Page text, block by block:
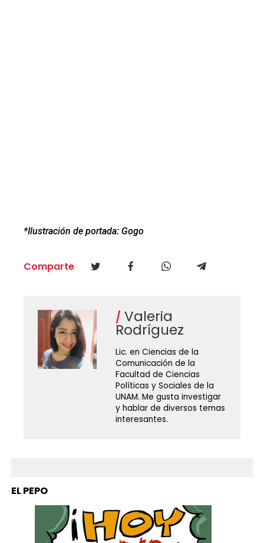
*Ilustración de portada: Gogo
Comparte
Valeria
Rodríguez
Lic. en Ciencias de la
Comunicación de la
Facultad de Ciencias
Políticas y Sociales de la
UNAM. Me gusta investigar
y hablar de diversos temas
interesantes.
EL PEPO